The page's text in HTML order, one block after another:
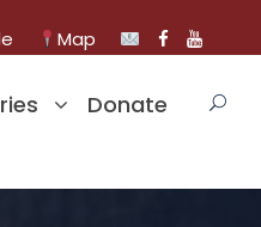
Map
Donate